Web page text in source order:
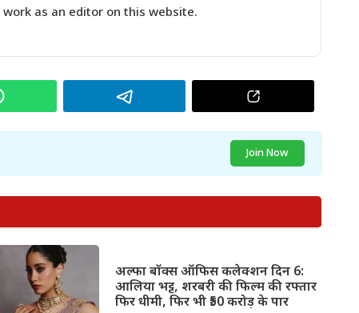
as an editor on this website.
Join Now
अल्फा बॉक्स ऑफिस कलेक्शन दिन 6:
आलिया भट्ट, शरबरी की फिल्म की रफ्तार
फिर धीमी, फिर भी ₹50 करोड़ के पार